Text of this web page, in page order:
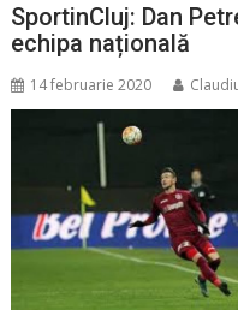
SportinCluj: Dan
echipa națională
14 februarie 2020